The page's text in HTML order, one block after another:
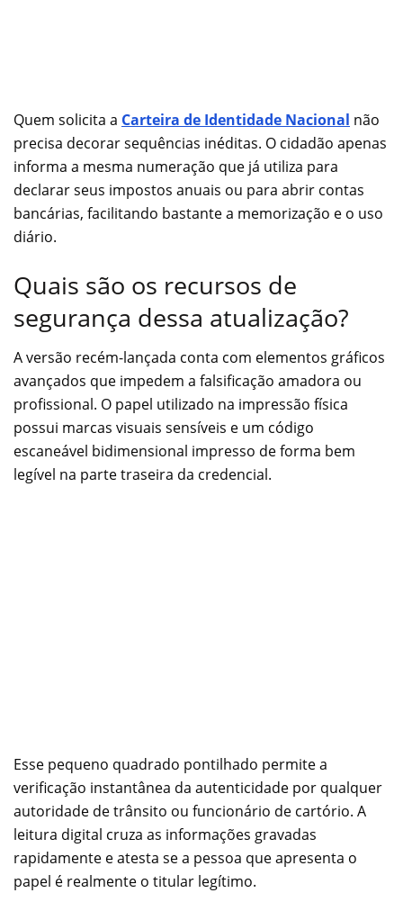
Quem solicita a Carteira de Identidade Nacional não
precisa decorar sequências inéditas. O cidadão apenas
informa a mesma numeração que já utiliza para
declarar seus impostos anuais ou para abrir contas
bancárias, facilitando bastante a memorização e o uso
diário.
Quais são os recursos de
segurança dessa atualização?
A versão recém-lançada conta com elementos gráficos
avançados que impedem a falsificação amadora ou
profissional. O papel utilizado na impressão física
possui marcas visuais sensíveis e um código
escaneável bidimensional impresso de forma bem
legível na parte traseira da credencial.
Esse pequeno quadrado pontilhado permite a
verificação instantânea da autenticidade por qualquer
autoridade de trânsito ou funcionário de cartório. A
leitura digital cruza as informações gravadas
rapidamente e atesta se a pessoa que apresenta o
papel é realmente o titular legítimo.